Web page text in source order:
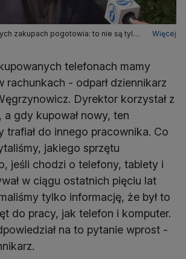
zakupach pogotowia: to nie są tylko
Więcej
telefonach mamy
rachunkach - odparł dziennikarz
Dyrektor korzystał z
gdy kupował nowy, ten
trafiał do innego pracownika. Co
jakiego sprzętu
jeśli chodzi o telefony, tablety i
w ciągu ostatnich pięciu lat
tylko informację, że był to
do pracy, jak telefon i komputer.
na to pytanie wprost -